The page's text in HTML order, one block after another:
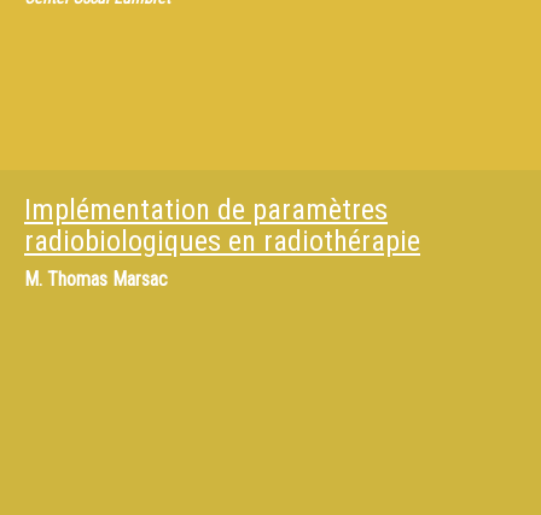
Implémentation de paramètres
radiobiologiques en radiothérapie
M. Thomas Marsac